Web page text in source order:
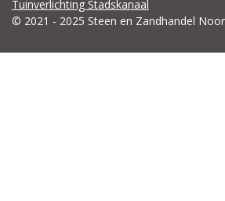
Tuinverlichting Stadskanaal
© 2021 - 2025 Steen en Zandhandel